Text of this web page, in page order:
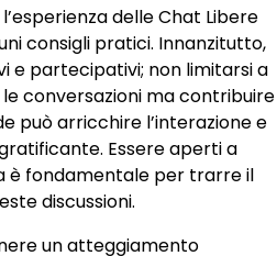
delle Chat Libere
consigli pratici. Innanzitutto,
e partecipativi; non limitarsi a
conversazioni ma contribuire
può arricchire l’interazione e
Essere aperti a
è fondamentale per trarre il
discussioni.
un atteggiamento